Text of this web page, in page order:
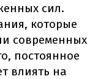
сил.
которые
современных
постоянное
влиять на